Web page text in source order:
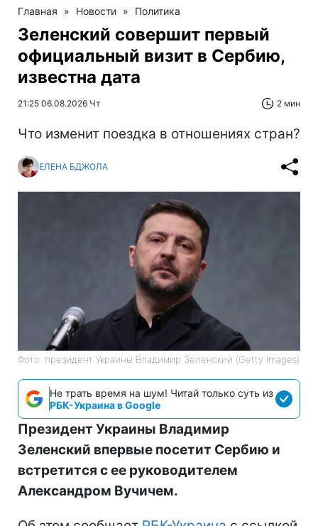
Главная » Новости » Политика
Зеленский совершит первый
официальный визит в Сербию,
известна дата
21:25 06.08.2026 Чт 2 мин
Что изменит поездка в отношениях стран?
ЕЛЕНА БДЖОЛА
Фото: президент Украины Владимир Зеленский (Getty Images)
Не трать время на шум! Читай только суть из
РБК-Украина в Google
Президент Украины Владимир
Зеленский впервые посетит Сербию и
встретится с ее руководителем
Александром Вучичем.